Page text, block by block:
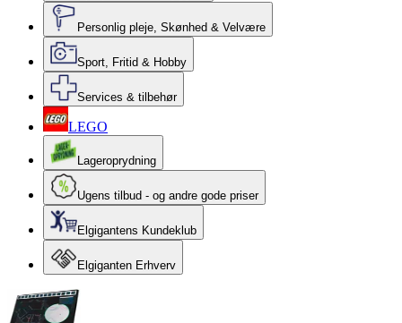
Personlig pleje, Skønhed & Velvære
Sport, Fritid & Hobby
Services & tilbehør
LEGO
Lageroprydning
Ugens tilbud - og andre gode priser
Elgigantens Kundeklub
Elgiganten Erhverv